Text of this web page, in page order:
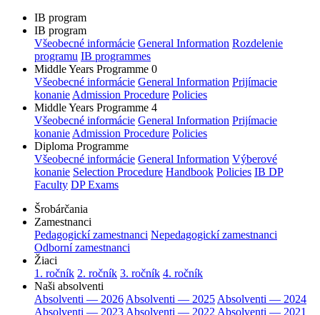
IB program
IB program
Všeobecné informácie General Information Rozdelenie
programu IB programmes
Middle Years Programme 0
Všeobecné informácie General Information Prijímacie
konanie Admission Procedure Policies
Middle Years Programme 4
Všeobecné informácie General Information Prijímacie
konanie Admission Procedure Policies
Diploma Programme
Všeobecné informácie General Information Výberové
konanie Selection Procedure Handbook Policies IB DP
Faculty DP Exams
Šrobárčania
Zamestnanci
Pedagogickí zamestnanci Nepedagogickí zamestnanci
Odborní zamestnanci
Žiaci
1. ročník 2. ročník 3. ročník 4. ročník
Naši absolventi
Absolventi — 2026 Absolventi — 2025 Absolventi — 2024
Absolventi — 2023 Absolventi — 2022 Absolventi — 2021